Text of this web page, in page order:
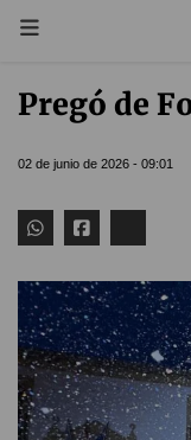
Pregó de
02 de junio de 2026 - 09:01